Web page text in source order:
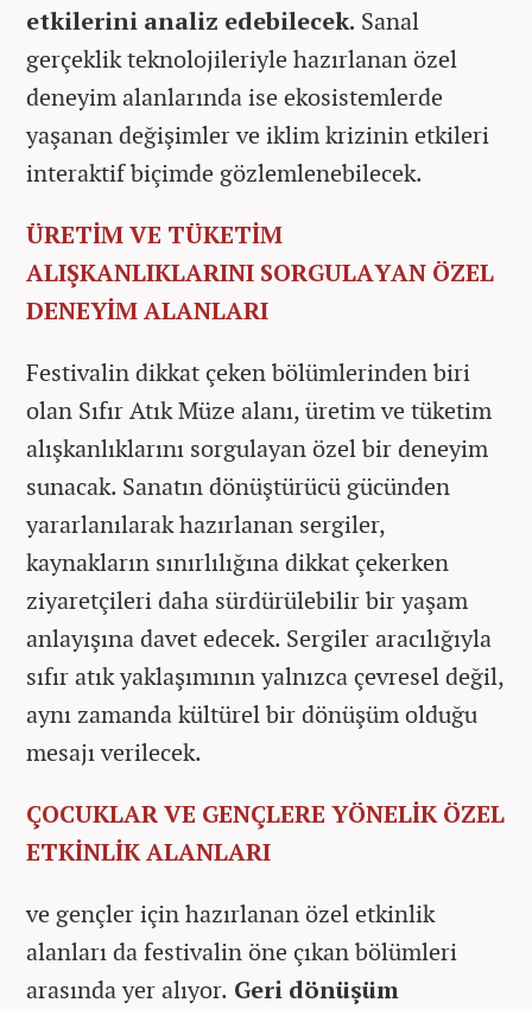
etkilerini analiz edebilecek. Sanal
gerçeklik teknolojileriyle hazırlanan özel
deneyim alanlarında ise ekosistemlerde
yaşanan değişimler ve iklim krizinin etkileri
interaktif biçimde gözlemlenebilecek.
ÜRETİM VE TÜKETİM
ALIŞKANLIKLARINI SORGULAYAN ÖZEL
DENEYİM ALANLARI
Festivalin dikkat çeken bölümlerinden biri
olan Sıfır Atık Müze alanı, üretim ve tüketim
alışkanlıklarını sorgulayan özel bir deneyim
sunacak. Sanatın dönüştürücü gücünden
yararlanılarak hazırlanan sergiler,
kaynakların sınırlılığına dikkat çekerken
ziyaretçileri daha sürdürülebilir bir yaşam
anlayışına davet edecek. Sergiler aracılığıyla
sıfır atık yaklaşımının yalnızca çevresel değil,
aynı zamanda kültürel bir dönüşüm olduğu
mesajı verilecek.
ÇOCUKLAR VE GENÇLERE YÖNELİK ÖZEL
ETKİNLİK ALANLARI
ve gençler için hazırlanan özel etkinlik
alanları da festivalin öne çıkan bölümleri
arasında yer alıyor. Geri dönüşüm